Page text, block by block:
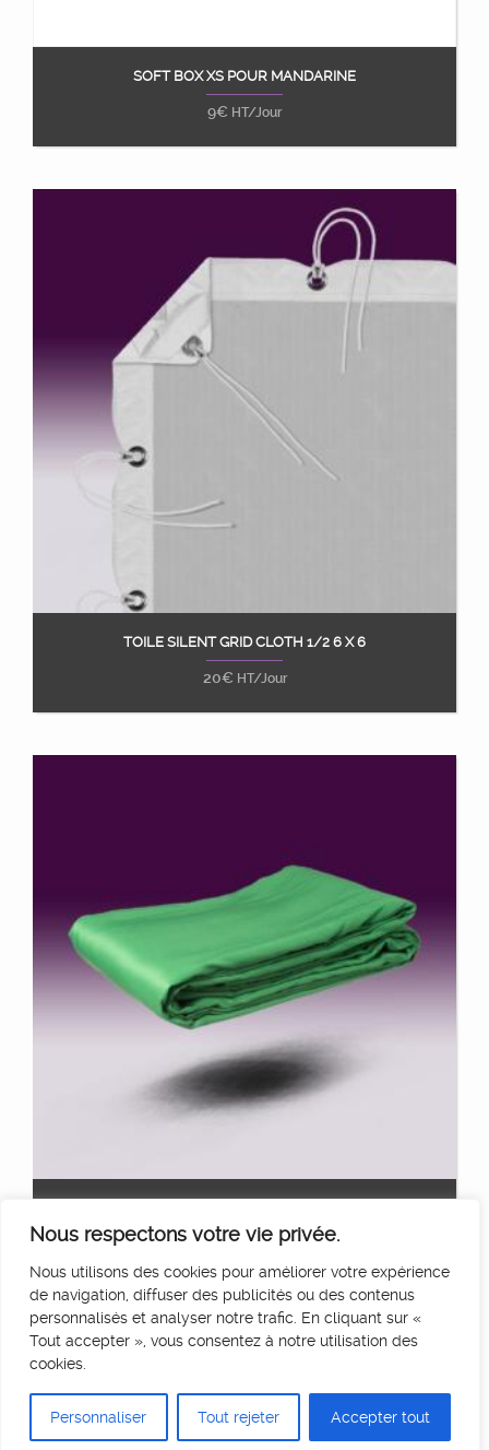
Nous respectons votre vie privée.
Nous utilisons des cookies pour améliorer votre expérience
de navigation, diffuser des publicités ou des contenus
personnalisés et analyser notre trafic. En cliquant sur «
Tout accepter », vous consentez à notre utilisation des
cookies.
Personnaliser Tout rejeter Accepter tout
Ajouter au panier
SOFT BOX XS POUR MANDARINE
9€ HT/Jour
Ajouter au panier
TOILE SILENT GRID CLOTH 1/2 6 X 6
20€ HT/Jour
15€ HT/Jour